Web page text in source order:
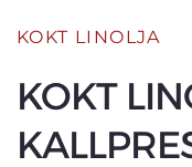
KOKT LINOLJA
KOKT